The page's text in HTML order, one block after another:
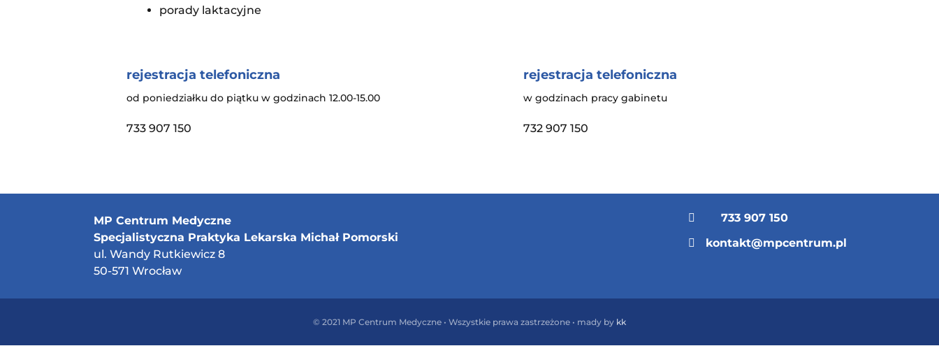
porady laktacyjne
rejestracja telefoniczna
od poniedziałku do piątku w godzinach 12.00-15.00
733 907 150
rejestracja telefoniczna
w godzinach pracy gabinetu
732 907 150
MP Centrum Medyczne
Specjalistyczna Praktyka Lekarska Michał Pomorski
ul. Wandy Rutkiewicz 8
50-571 Wrocław
 733 907 150
 kontakt@mpcentrum.pl
© 2021 MP Centrum Medyczne • Wszystkie prawa zastrzeżone • mady by kk